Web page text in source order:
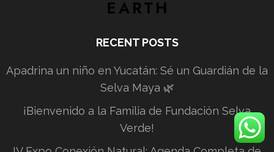
RECENT POSTS
Apadrina un niño en Yucatán: Sé un Guardián de la
Selva Maya 🌿
¡Bienvenido a la Familia de Fundación Selva
Verde!